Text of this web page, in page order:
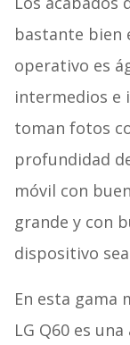
bastante bien
operativo es
intermedios e
toman fotos
profundidad
móvil con
grande y con
dispositivo
En esta gama
LG Q60 es